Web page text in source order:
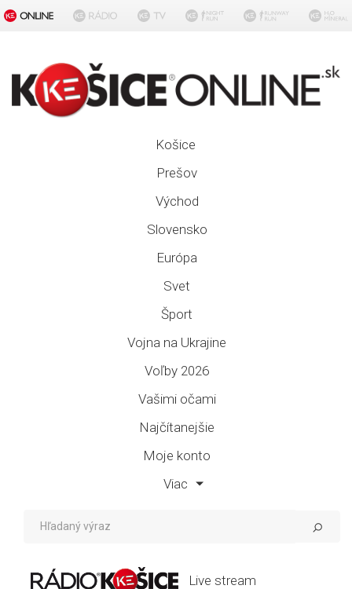
Košice
Prešov
Východ
Slovensko
Európa
Svet
Šport
Vojna na Ukrajine
Voľby 2026
Vašimi očami
Najčítanejšie
Moje konto
Viac
Live stream